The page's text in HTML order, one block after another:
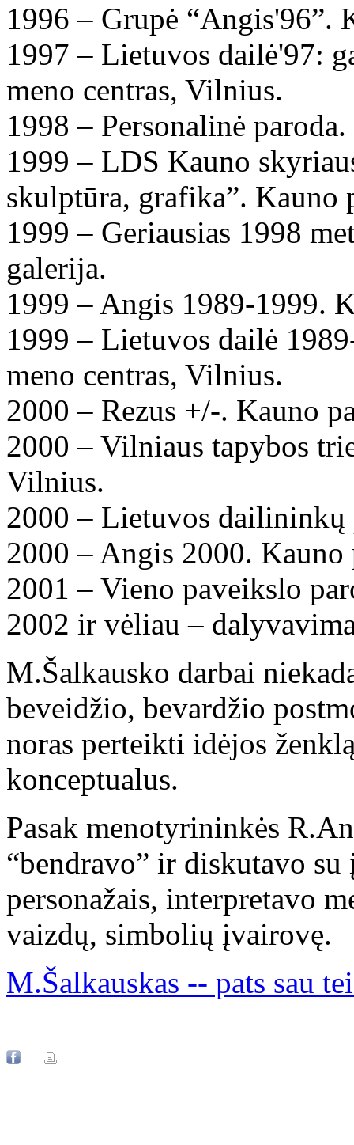
1996 – Grupė “Angis'96”.
1997 – Lietuvos dailė'97:
meno centras, Vilnius.
1998 – Personalinė
1999 – LDS Kauno
skulptūra, grafika”. Kauno
1999 – Geriausias 1998
galerija.
1999 – Angis 1989-1999.
1999 – Lietuvos dailė
meno centras, Vilnius.
2000 – Rezus +/-. Kauno
2000 – Vilniaus tapybos
Vilnius.
2000 – Lietuvos dailininkų
2000 – Angis 2000.
2001 – Vieno paveikslo
2002 ir vėliau –
M.Šalkausko darbai
beveidžio, bevardžio
noras perteikti idėjos
konceptualus.
Pasak menotyrininkės
“bendravo” ir diskutavo
personažais, interpretavo
vaizdų, simbolių įvairovę.
M.Šalkauskas -- pats sau